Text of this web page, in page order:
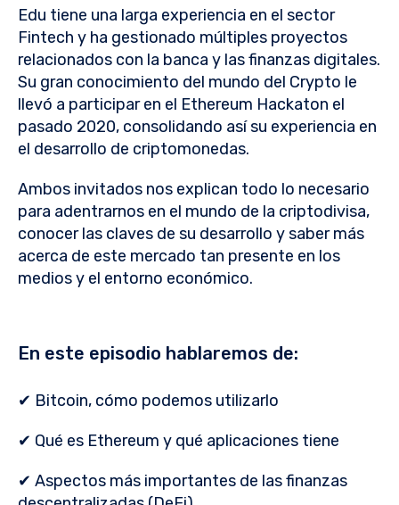
Edu tiene una larga experiencia en el sector
Fintech y ha gestionado múltiples proyectos
relacionados con la banca y las finanzas digitales.
Su gran conocimiento del mundo del Crypto le
llevó a participar en el Ethereum Hackaton el
pasado 2020, consolidando así su experiencia en
el desarrollo de criptomonedas.
Ambos invitados nos explican todo lo necesario
para adentrarnos en el mundo de la criptodivisa,
conocer las claves de su desarrollo y saber más
acerca de este mercado tan presente en los
medios y el entorno económico.
En este episodio hablaremos de:
✔ Bitcoin, cómo podemos utilizarlo
✔ Qué es Ethereum y qué aplicaciones tiene
✔ Aspectos más importantes de las finanzas